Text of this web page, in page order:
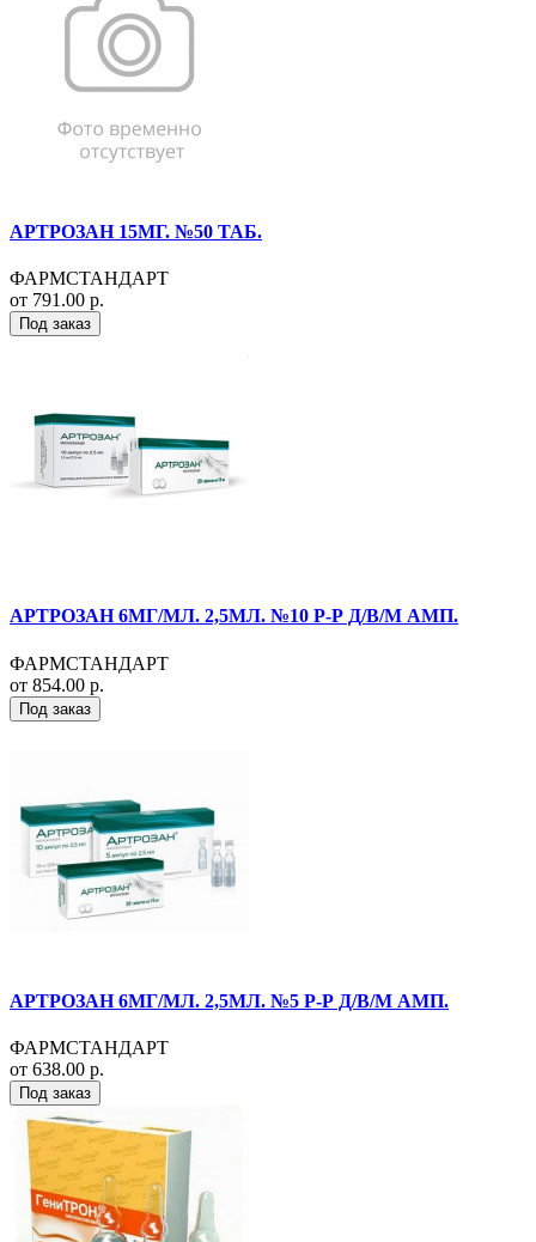
АРТРОЗАН 15МГ. №50 ТАБ.
ФАРМСТАНДАРТ
от 791.00 р.
Под заказ
АРТРОЗАН 6МГ/МЛ. 2,5МЛ. №10 Р-Р Д/В/М АМП.
ФАРМСТАНДАРТ
от 854.00 р.
Под заказ
АРТРОЗАН 6МГ/МЛ. 2,5МЛ. №5 Р-Р Д/В/М АМП.
ФАРМСТАНДАРТ
от 638.00 р.
Под заказ